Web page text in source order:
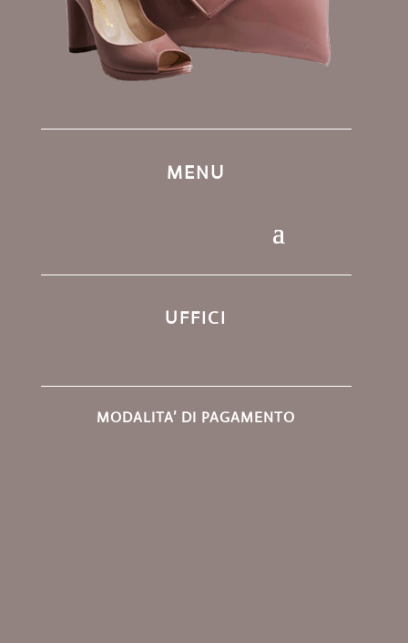
MENU
UFFICI
MODALITA’ DI PAGAMENTO